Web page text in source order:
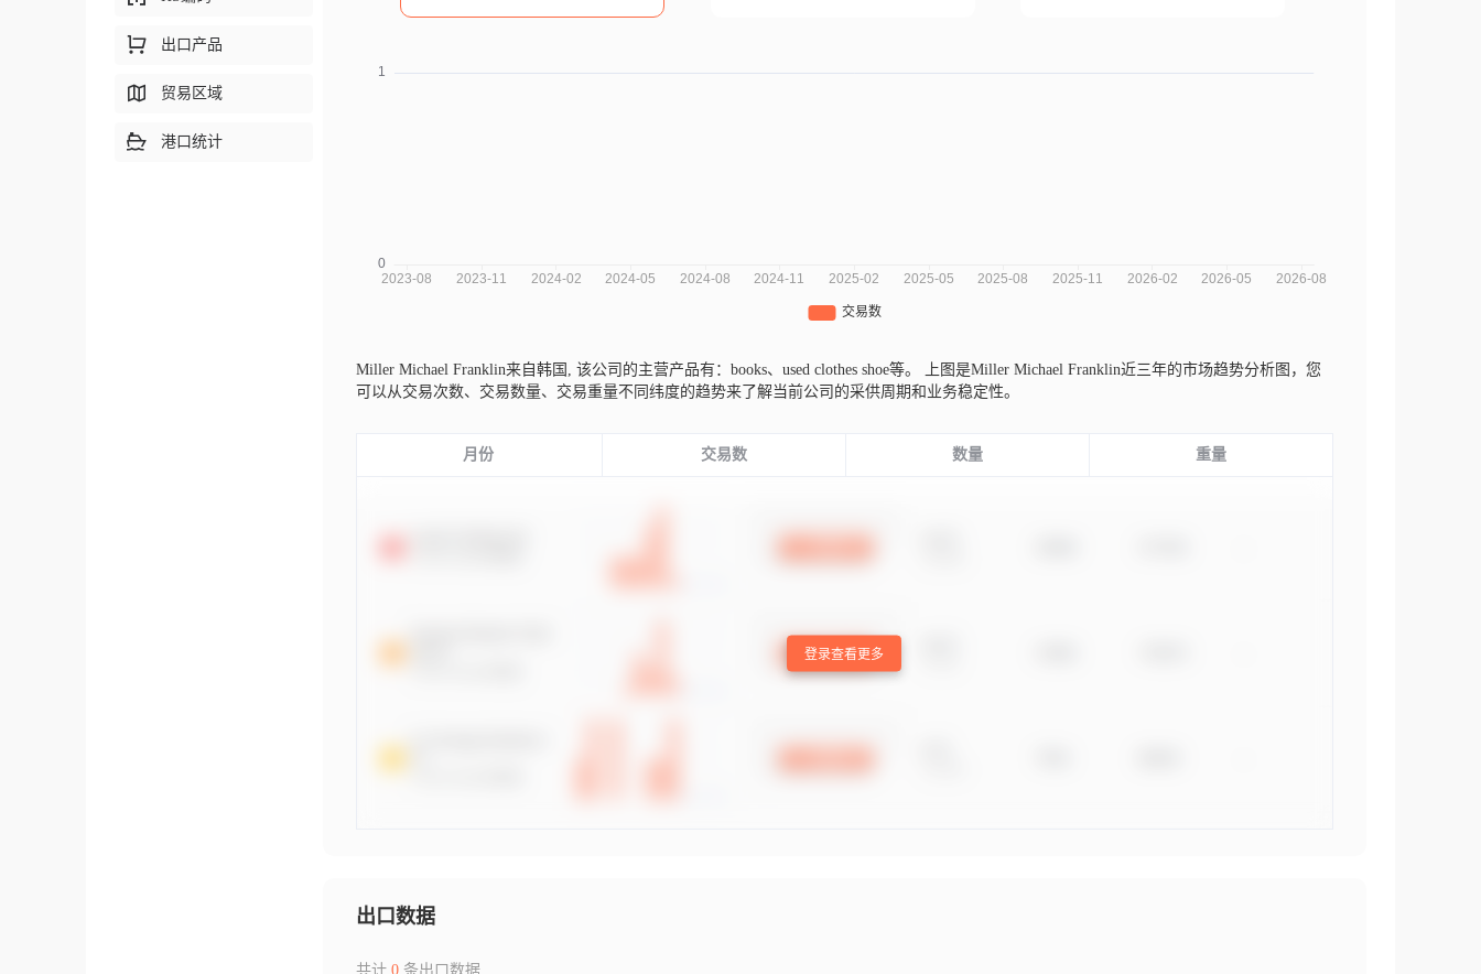
Miller Michael Franklin来自韩国, 该公司的主营产品有：books、used clothes shoe等。
上图是Miller Michael Franklin近三年的市场趋势分析图，您
可以从交易次数、交易数量、交易重量不同纬度的趋势来了解当前公司的采供周期和业务稳定性。
月份 交易数 数量 重量
登录查看更多
出口数据
共计 0条出口数据
出口产品
贸易区域
港口统计